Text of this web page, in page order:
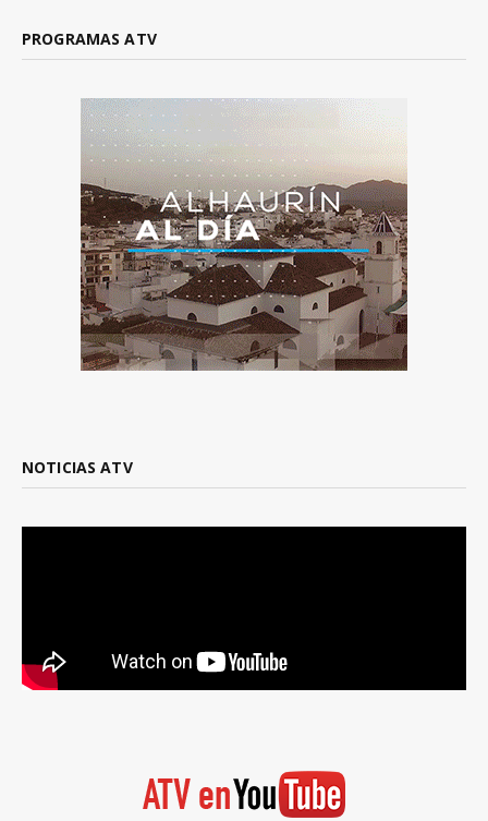
PROGRAMAS ATV
NOTICIAS ATV